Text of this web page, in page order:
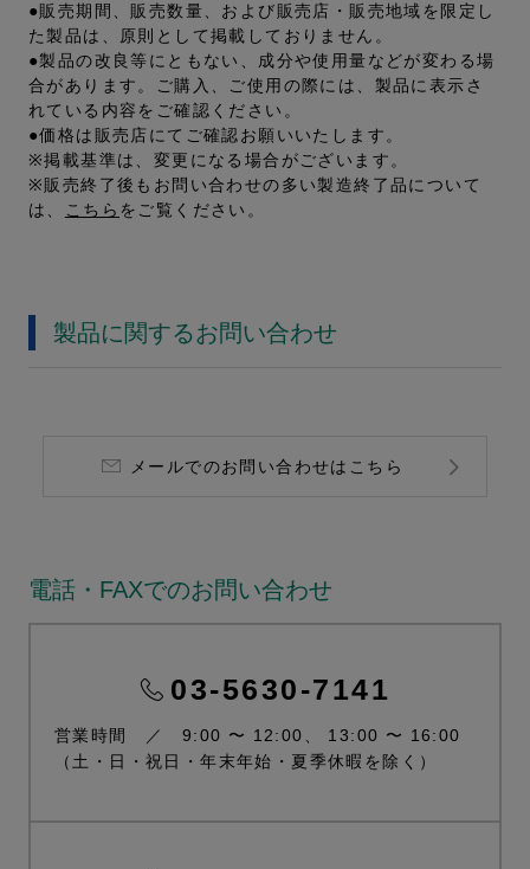
●販売期間、販売数量、および販売店・販売地域を限定し
た製品は、原則として掲載しておりません。
●製品の改良等にともない、成分や使用量などが変わる場
合があります。ご購入、ご使用の際には、製品に表示さ
れている内容をご確認ください。
●価格は販売店にてご確認お願いいたします。
※掲載基準は、変更になる場合がございます。
※販売終了後もお問い合わせの多い製造終了品について
は、
こちら をご覧ください。
製品に関するお問い合わせ
メールでのお問い合わせはこちら
電話・FAXでのお問い合わせ
03-5630-7141
営業時間 ／ 9:00 〜 12:00、 13:00 〜 16:00
（土・日・祝日・年末年始・夏季休暇を除く）